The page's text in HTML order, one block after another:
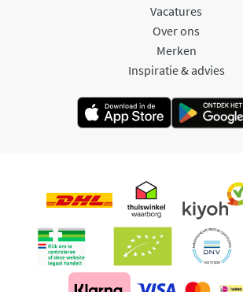
Vacatures
Over ons
Merken
Inspiratie & advies